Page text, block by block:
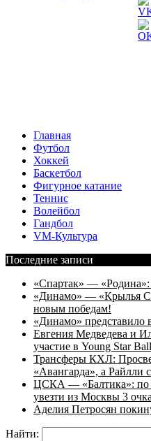
Главная
Футбол
Хоккей
Баскетбол
Фигурное катание
Теннис
Волейбол
Гандбол
VM-Культура
Последние записи
«Спартак» —
«Динамо» — «Крылья
новым победам!
«Динамо»
Евгения Медведева и
участие в Young Star
Трансферы КХЛ:
«Авангарда», а Райлли
ЦСКА — «Балтика»: по
увезти из Москвы 3
Аделия Петросян
Найти: